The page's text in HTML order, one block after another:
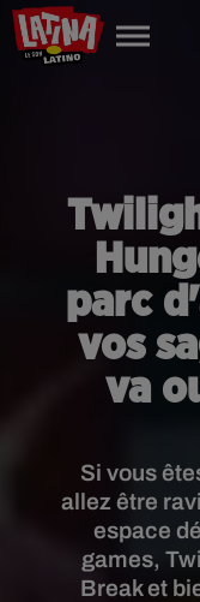
parc
vos
va
Si vous
allez être
espace
games,
Break et